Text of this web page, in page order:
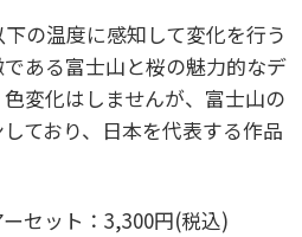
の温度に感知して変化を行う
ある富士山と桜の魅力的なデ
変化はしませんが、富士山の
ており、日本を代表する作品
セット：3,300円(税込)